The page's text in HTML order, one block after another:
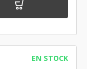
EN STOCK